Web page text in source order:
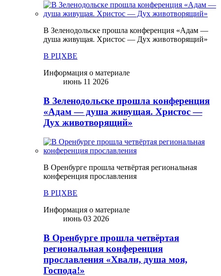
В Зеленодольске прошла конференция «Адам —
душа живущая. Христос — Дух животворящий»
В РЦХВЕ
Информация о материале
июнь 11 2026
В Зеленодольске прошла конференция
«Адам — душа живущая. Христос —
Дух животворящий»
В Оренбурге прошла четвёртая региональная
конференция прославления
В РЦХВЕ
Информация о материале
июнь 03 2026
В Оренбурге прошла четвёртая
региональная конференция
прославления «Хвали, душа моя,
Господа!»